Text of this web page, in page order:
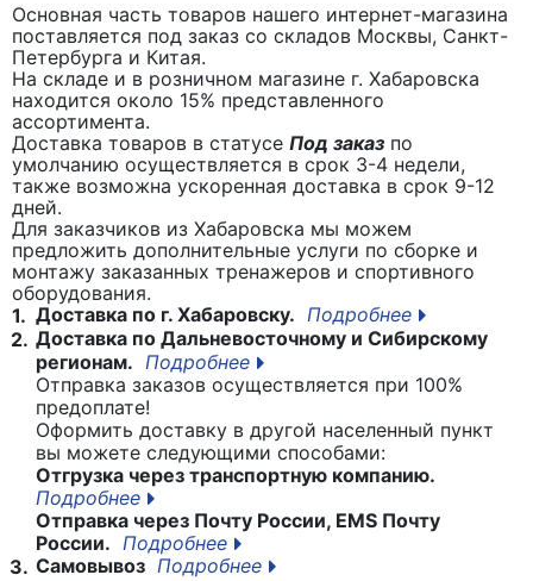
Основная часть товаров нашего интернет-магазина
поставляется под заказ со складов Москвы, Санкт-
Петербурга и Китая.
На складе и в розничном магазине г. Хабаровска
находится около 15% представленного
ассортимента.
Доставка товаров в статусе Под заказ по
умолчанию осуществляется в срок 3-4 недели,
также возможна ускоренная доставка в срок 9-12
дней.
Для заказчиков из Хабаровска мы можем
предложить дополнительные услуги по сборке и
монтажу заказанных тренажеров и спортивного
оборудования.
1. Доставка по г. Хабаровску. Подробнее
2. Доставка по Дальневосточному и Сибирскому
регионам. Подробнее
Отправка заказов осуществляется при 100%
предоплате!
Оформить доставку в другой населенный пункт
вы можете следующими способами:
Отгрузка через транспортную компанию.
Подробнее
Отправка через Почту России, EMS Почту
России. Подробнее
3. Самовывоз Подробнее